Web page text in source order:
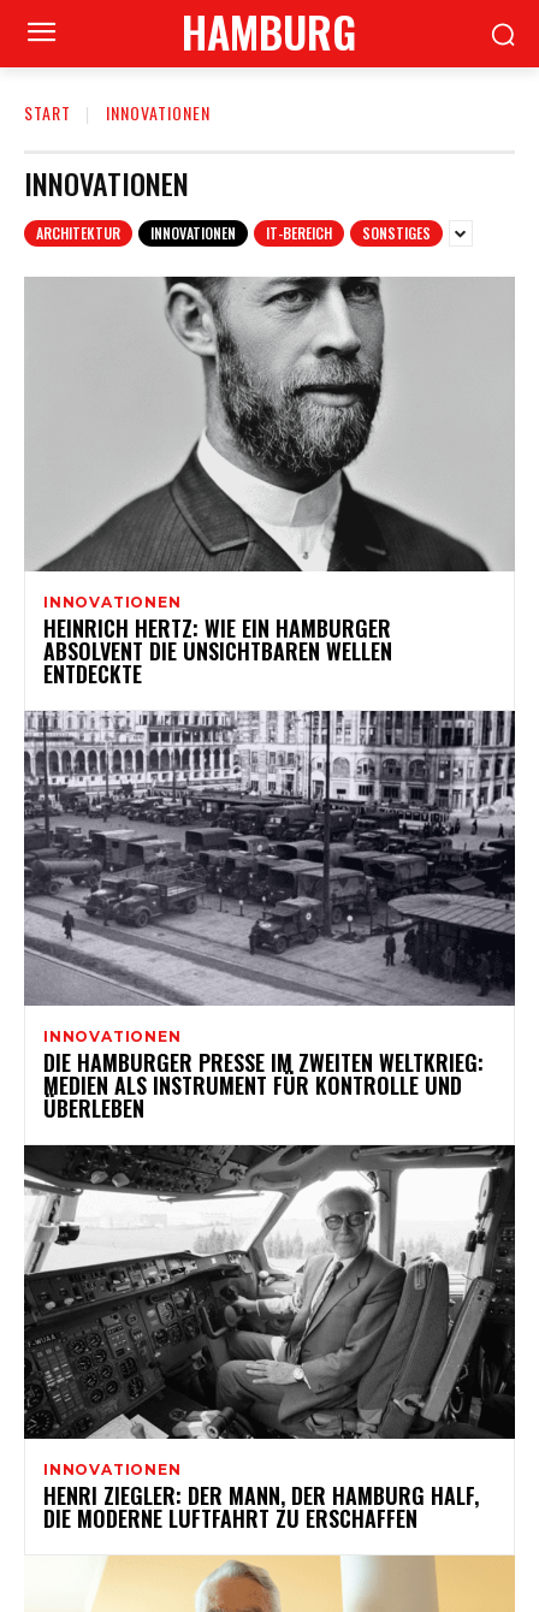
HAMBURG
START INNOVATIONEN
INNOVATIONEN
ARCHITEKTUR INNOVATIONEN IT-BEREICH SONSTIGES
INNOVATIONEN
HEINRICH HERTZ: WIE EIN HAMBURGER
ABSOLVENT DIE UNSICHTBAREN WELLEN
ENTDECKTE
INNOVATIONEN
DIE HAMBURGER PRESSE IM ZWEITEN WELTKRIEG:
MEDIEN ALS INSTRUMENT FÜR KONTROLLE UND
ÜBERLEBEN
INNOVATIONEN
HENRI ZIEGLER: DER MANN, DER HAMBURG HALF,
DIE MODERNE LUFTFAHRT ZU ERSCHAFFEN